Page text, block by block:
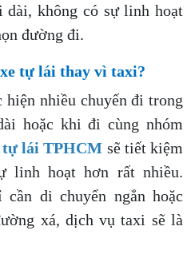
dài, không có sự linh hoạt
đường đi.
tự lái thay vì taxi?
hiện nhiều chuyến đi trong
hoặc khi đi cùng nhóm
tự lái TPHCM sẽ tiết kiệm
linh hoạt hơn rất nhiều.
di chuyển ngắn hoặc
xá, dịch vụ taxi sẽ là